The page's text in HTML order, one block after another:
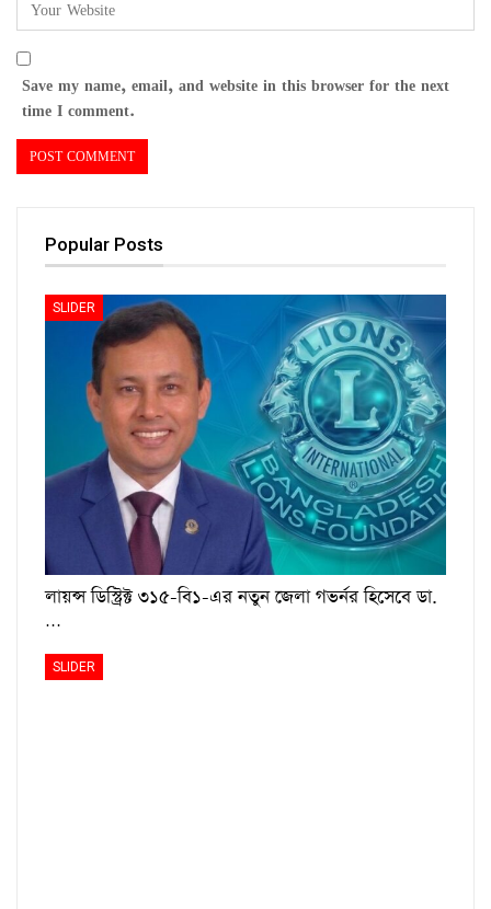
Save my name, email, and website in this browser for the next
time I comment.
Popular Posts
SLIDER
লায়ন্স ডিস্ট্রিক্ট ৩১৫-বি১-এর নতুন জেলা গভর্নর হিসেবে ডা.
…
SLIDER